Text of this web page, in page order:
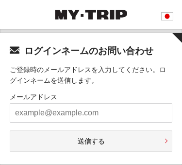
ログインネームのお問い合わせ
ご登録時のメールアドレスを入力してください。ロ
グインネームを送信します。
メールアドレス
送信する